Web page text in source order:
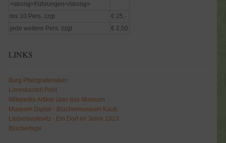
<strong>Führungen</strong>
bis 10 Pers. zzgl.
€ 25,-
jede weitere Pers. zzgl.
€ 2,50
LINKS
Burg Pfalzgrafenstein
Limeskastell Pohl
Wikipedia Artikel über das Museum
Museum Digital - Blüchermuseum Kaub
Liebertwolkwitz - Ein Dorf im Jahre 1813
Blüchertage